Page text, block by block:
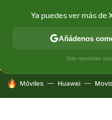
CONECTIVIDAD MÓVIL Y
HOY SE HABLA DE
Móviles Huawei
Ya puedes ver más de
Añádenos
Solo necesitas